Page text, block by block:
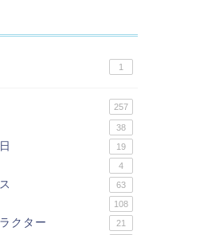
1
257
38
19
4
63
108
クター 21